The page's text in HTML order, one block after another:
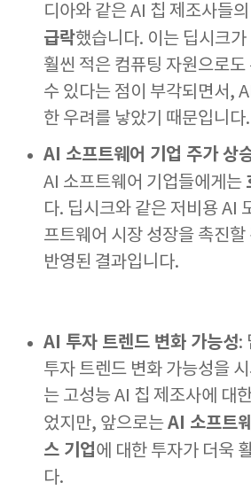
디아와 같은 AI 칩 제조사들
급락했습니다. 이는 딥시크
훨씬 적은 컴퓨팅 자원으로
수 있다는 점이 부각되면서,
한 우려를 낳았기 때문입니다.
AI 소프트웨어 기업 주가 상
AI 소프트웨어 기업들에게는
다. 딥시크와 같은 저비용 AI
프트웨어 시장 성장을 촉진할
반영된 결과입니다.
AI 투자 트렌드 변화 가능성:
투자 트렌드 변화 가능성을
는 고성능 AI 칩 제조사에 대
었지만, 앞으로는AI 소프트
스 기업에 대한 투자가 더욱
다.